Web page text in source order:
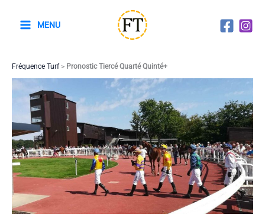
MENU
Fréquence Turf> Pronostic Tiercé Quarté Quinté+